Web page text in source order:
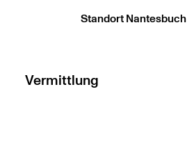
Standort Nantesbuch
Vermittlung